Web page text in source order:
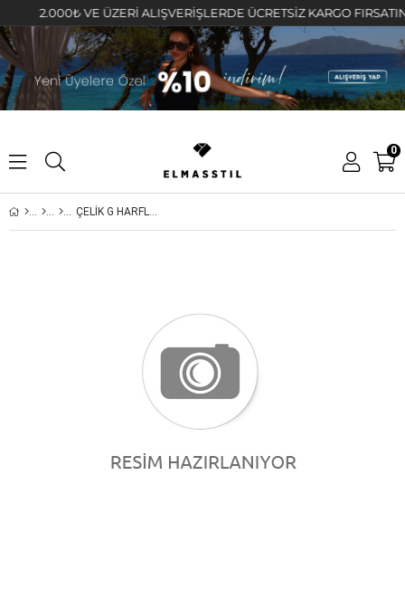
2.000₺ VE ÜZERİ ALIŞVERİŞLERDE ÜCRETSİZ KARGO FIRSATINI
0
ÇELİK G HARFLİ TAŞLI KOLYE